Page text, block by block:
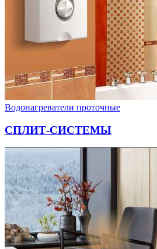
Водонагреватели проточные
СПЛИТ-СИСТЕМЫ